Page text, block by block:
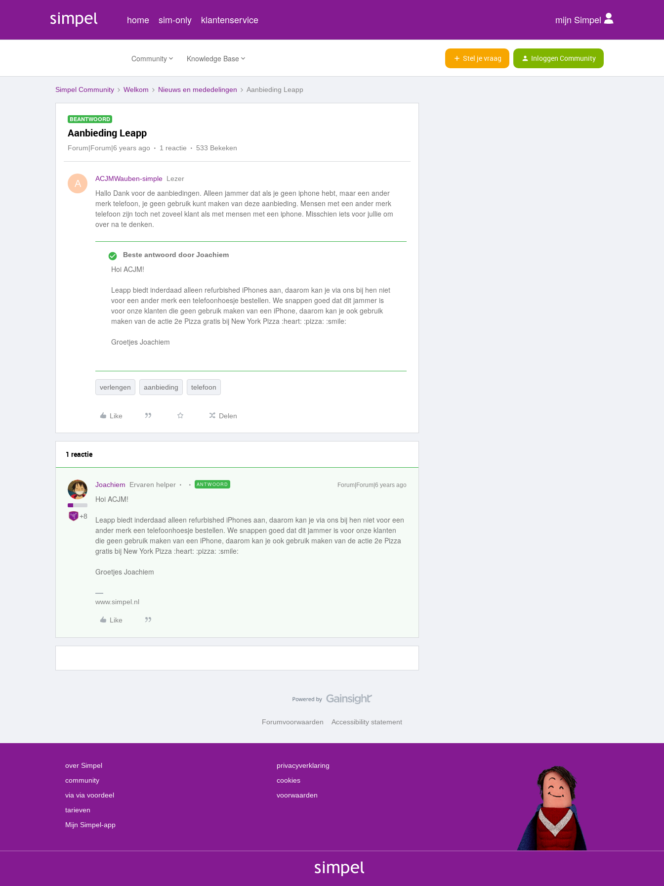
home sim-only klantenservice mijn Simpel
Community Knowledge Base Stel je vraag Inloggen Community
Simpel Community Welkom Nieuws en mededelingen Aanbieding Leapp
BEANTWOORD
Aanbieding Leapp
Forum|Forum|6 years ago 1 reactie 533 Bekeken
A ACJMWauben-simple Lezer
Hallo Dank voor de aanbiedingen. Alleen jammer dat als je geen iphone hebt, maar een ander
merk telefoon, je geen gebruik kunt maken van deze aanbieding. Mensen met een ander merk
telefoon zijn toch net zoveel klant als met mensen met een iphone. Misschien iets voor jullie om
over na te denken.
Beste antwoord doorJoachiem
Hoi ACJM!
Leapp biedt inderdaad alleen refurbished iPhones aan, daarom kan je via ons bij hen niet
voor een ander merk een telefoonhoesje bestellen. We snappen goed dat dit jammer is
voor onze klanten die geen gebruik maken van een iPhone, daarom kan je ook gebruik
maken van de actie 2e Pizza gratis bij New York Pizza :heart: :pizza: :smile:
Groetjes Joachiem
verlengen aanbieding telefoon
Like Delen
1 reactie
+8
Joachiem Ervaren helper ANTWOORD Forum|Forum|6 years ago
Hoi ACJM!
Leapp biedt inderdaad alleen refurbished iPhones aan, daarom kan je via ons bij hen niet voor een
ander merk een telefoonhoesje bestellen. We snappen goed dat dit jammer is voor onze klanten
die geen gebruik maken van een iPhone, daarom kan je ook gebruik maken van de actie 2e Pizza
gratis bij New York Pizza :heart: :pizza: :smile:
Groetjes Joachiem
www.simpel.nl
Like
Forumvoorwaarden Accessibility statement
over Simpel
community
via via voordeel
tarieven
Mijn Simpel-app
privacyverklaring
cookies
voorwaarden